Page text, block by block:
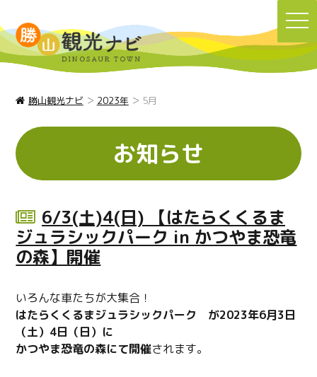
勝山観光ナビ > 2023年 > 5月
お知らせ
6/3(土)4(日) 【はたらくくるま
ジュラシックパーク in かつやま恐竜
の森】開催
いろんな車たちが大集合！
はたらくくるまジュラシックパーク が2023年6月3日
（土）4日（日）に
かつやま恐竜の森にて開催されます。